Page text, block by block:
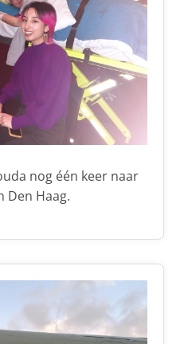
nog één keer naar
Den Haag.